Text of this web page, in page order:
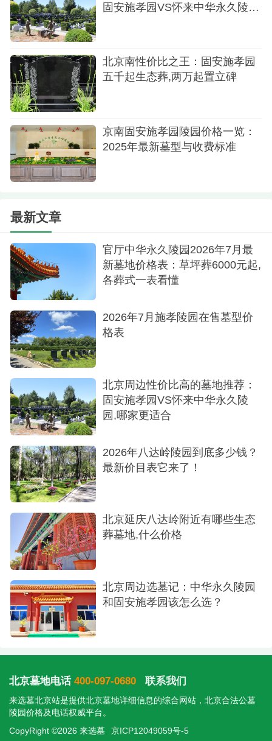
服人员。
京南固安施孝园陵园还可以骨灰寄存。京南固
安施孝园陵园是一个环境优美、服务优良、价格合
理的墓地。如果您想要将逝者的骨灰寄存在园内，
我们为您提供专业的骨灰寄存服务，让您可以将逝
者的骨灰安全、放心地寄存在园内。
固安施孝园VS怀来中华永久陵
北京南性价比之王：固安施孝园
五千起生态葬,两万起置立碑
京南固安施孝园陵园价格一览：
2025年最新墓型与收费标准
最新文章
官厅中华永久陵园2026年7月最
新墓地价格表：草坪葬6000元起,
各葬式一表看懂
2026年7月施孝陵园在售墓型价
格表
北京周边性价比高的墓地推荐：
固安施孝园VS怀来中华永久陵
园,哪家更适合
2026年八达岭陵园到底多少钱？
最新价目表它来了！
北京延庆八达岭附近有哪些生态
葬墓地,什么价格
北京周边选墓记：中华永久陵园
和固安施孝园该怎么选？
北京墓地电话 400-097-0680 联系我们
来选墓北京站是提供北京墓地详细信息的综合网站，北京合法公墓
陵园价格及电话权威平台。
CopyRight ©2026 来选墓
京ICP12049059号-5